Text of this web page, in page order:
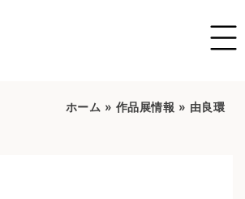
ホーム » 作品展情報 » 由良環